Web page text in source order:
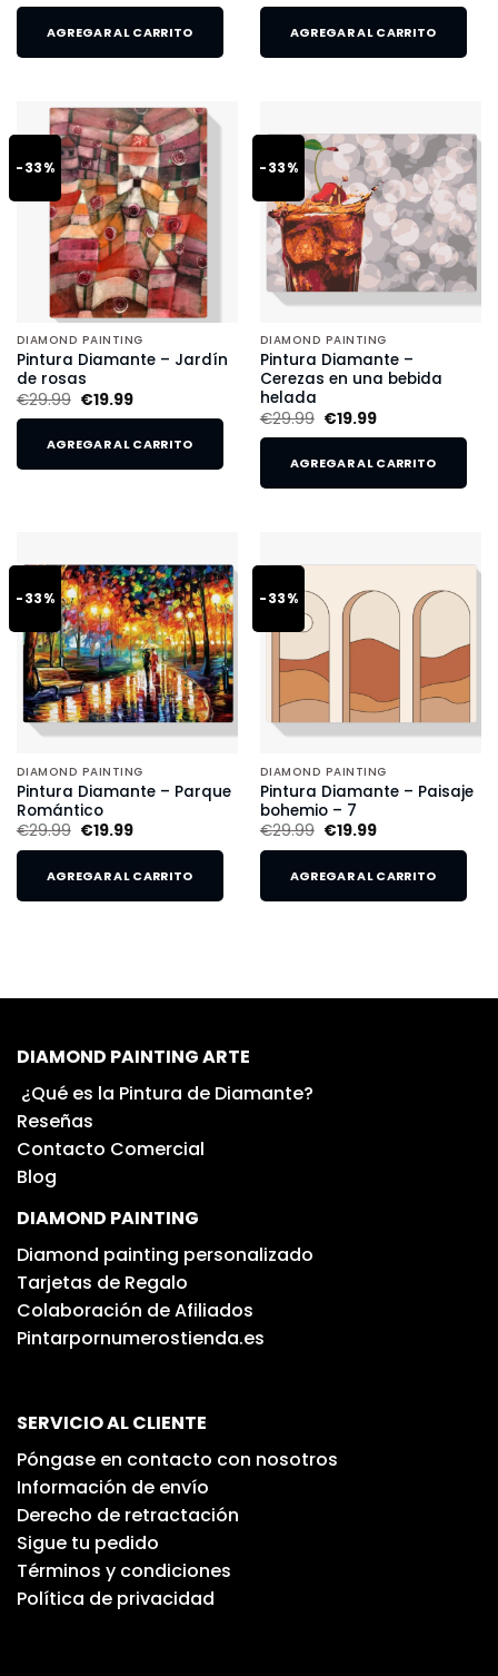
AGREGAR AL CARRITO AGREGAR AL CARRITO
-33%
DIAMOND PAINTING
Pintura Diamante – Jardín
de rosas
€29.99 €19.99
AGREGAR AL CARRITO
-33%
DIAMOND PAINTING
Pintura Diamante –
Cerezas en una bebida
helada
€29.99 €19.99
AGREGAR AL CARRITO
-33%
DIAMOND PAINTING
Pintura Diamante – Parque
Romántico
€29.99 €19.99
AGREGAR AL CARRITO
-33%
DIAMOND PAINTING
Pintura Diamante – Paisaje
bohemio – 7
€29.99 €19.99
AGREGAR AL CARRITO
DIAMOND PAINTING ARTE
¿Qué es la Pintura de Diamante?
Reseñas
Contacto Comercial
Blog
DIAMOND PAINTING
Diamond painting personalizado
Tarjetas de Regalo
Colaboración de Afiliados
Pintarpornumerostienda.es
SERVICIO AL CLIENTE
Póngase en contacto con nosotros
Información de envío
Derecho de retractación
Sigue tu pedido
Términos y condiciones
Política de privacidad